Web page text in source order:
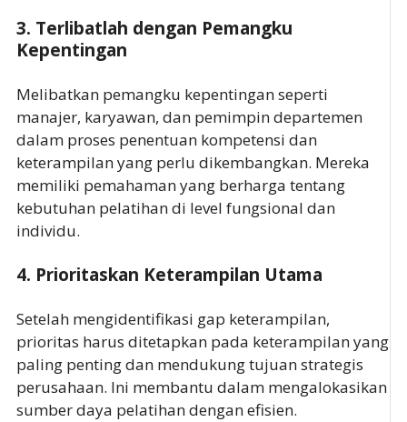
3. Terlibatlah dengan Pemangku
Kepentingan
Melibatkan pemangku kepentingan seperti
manajer, karyawan, dan pemimpin departemen
dalam proses penentuan kompetensi dan
keterampilan yang perlu dikembangkan. Mereka
memiliki pemahaman yang berharga tentang
kebutuhan pelatihan di level fungsional dan
individu.
4. Prioritaskan Keterampilan Utama
Setelah mengidentifikasi gap keterampilan,
prioritas harus ditetapkan pada keterampilan yang
paling penting dan mendukung tujuan strategis
perusahaan. Ini membantu dalam mengalokasikan
sumber daya pelatihan dengan efisien.